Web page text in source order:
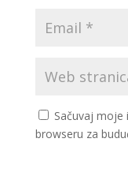
Sačuvaj moje
browseru za